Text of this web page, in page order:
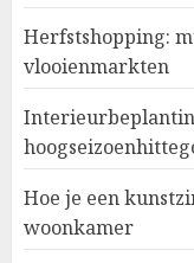
Herfstshopping:
vlooienmarkten
Hoe je een
woonkamer